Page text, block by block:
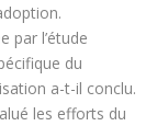
par l’étude
du
a-t-il conclu.
les efforts du